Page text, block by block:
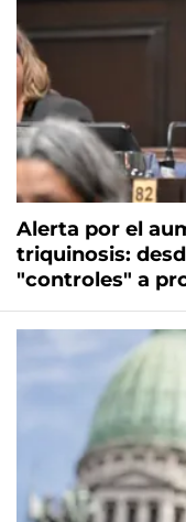
Alerta por el
triquinosis:
"controles" a